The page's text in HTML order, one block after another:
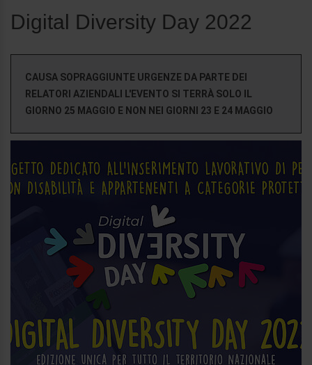
Digital Diversity Day 2022
CAUSA SOPRAGGIUNTE URGENZE DA PARTE DEI
RELATORI AZIENDALI L'EVENTO SI TERRÀ SOLO IL
GIORNO 25 MAGGIO E NON NEI GIORNI 23 E 24 MAGGIO